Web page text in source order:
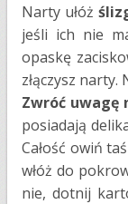
Narty ułóż
jeśli ich nie
opaskę
złączysz
Zwróć uwagę
posiadają
Całość owiń
włóż do
nie, dotnij